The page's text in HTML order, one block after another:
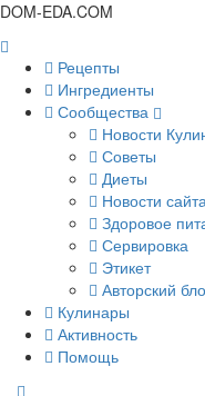
DOM-EDA.COM
Рецепты
Ингредиенты
Сообщества
Новости
Советы
Диеты
Новости
Здоровое
Сервировка
Этикет
Авторский
Кулинары
Активность
Помощь